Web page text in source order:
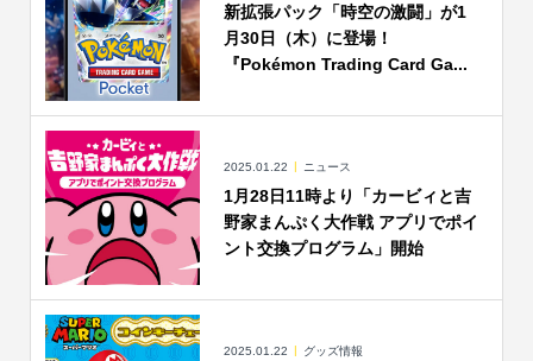
新拡張パック「時空の激闘」が1
月30日（木）に登場！
『Pokémon Trading Card Ga...
2025.01.22 ニュース
1月28日11時より「カービィと吉
野家まんぷく大作戦 アプリでポイ
ント交換プログラム」開始
2025.01.22 グッズ情報